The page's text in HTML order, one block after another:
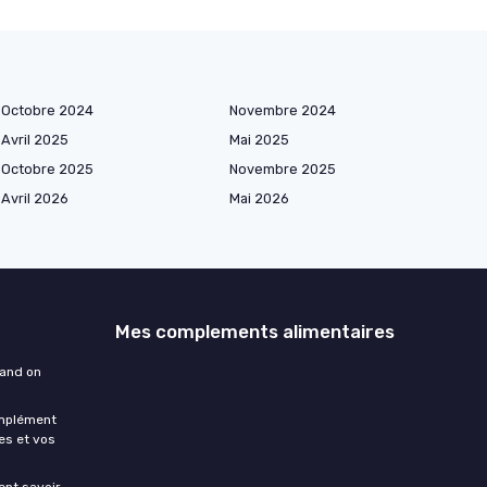
Octobre 2024
Novembre 2024
Avril 2025
Mai 2025
Octobre 2025
Novembre 2025
Avril 2026
Mai 2026
on
et vos
Mes complements alimentaires